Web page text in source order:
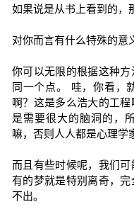
如果说是从书上看到的，
对你而言有什么特殊的意
你可以无限的根据这种
同一个点。 哇，你看，
啊？这是多么浩大的工
是需要很大的脑洞的，
嘛，否则人人都是心理学
而且有些时候呢，我们
有的梦就是特别离奇，
不出。